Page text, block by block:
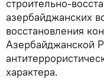
строительно-
азербайджанских
восстановления
Азербайджанской
характера.